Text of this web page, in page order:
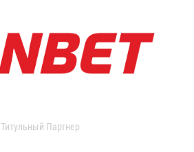
Титульный Партнер